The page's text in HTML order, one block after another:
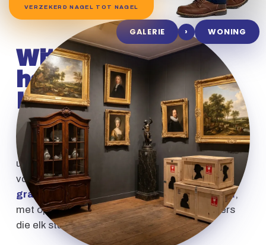
GALERIE › WONING
VERZEKERD NAGEL TOT NAGEL
Witte
handschoenen.
Krattenop maat.
Een olieverfschilderij reageert op
temperatuurschommelingen, antiek hout droogt
uit en zwelt. Daarom werken onze partners
volgensmuseale standaarden van 18 tot 22
graden en 45 tot 55 procent luchtvochtigheid,
met op maat gemaakte kratten en art handlers
die elk stuk individueel inpakken.